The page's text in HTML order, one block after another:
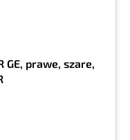
GE, prawe, szare,